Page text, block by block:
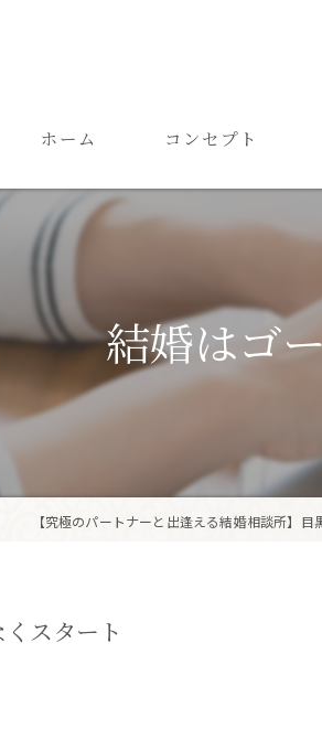
ホーム コンセプト
ご結婚までの流れ
結婚はゴ
【究極のパートナーと出逢える結婚相談所】
スタート